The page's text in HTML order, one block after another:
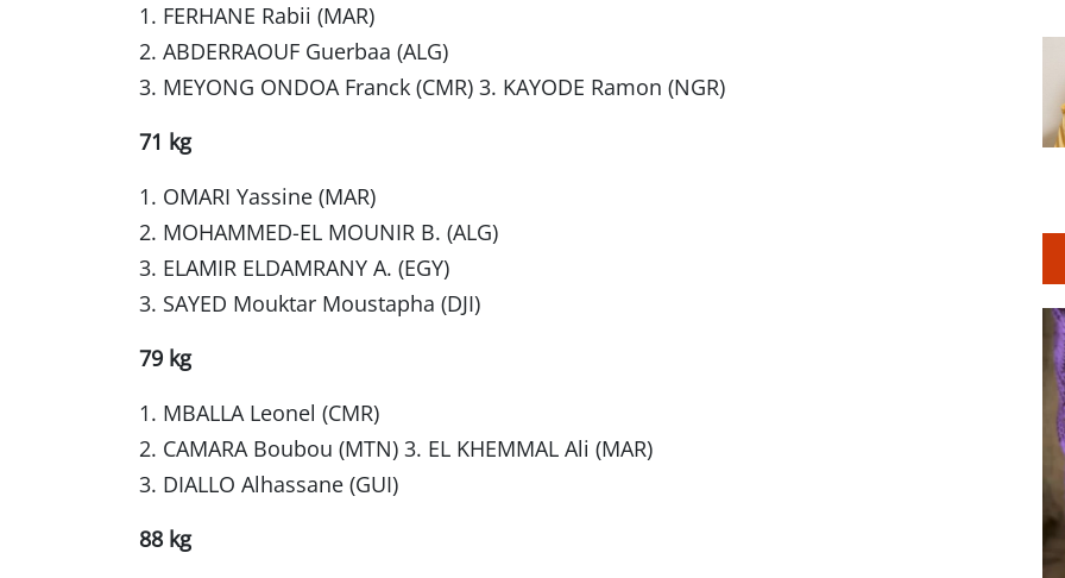
1. FERHANE Rabii (MAR)
2. ABDERRAOUF Guerbaa (ALG)
3. MEYONG ONDOA Franck (CMR) 3. KAYODE Ramon (NGR)
71 kg
1. OMARI Yassine (MAR)
2. MOHAMMED-EL MOUNIR B. (ALG)
3. ELAMIR ELDAMRANY A. (EGY)
3. SAYED Mouktar Moustapha (DJI)
79 kg
1. MBALLA Leonel (CMR)
2. CAMARA Boubou (MTN) 3. EL KHEMMAL Ali (MAR)
3. DIALLO Alhassane (GUI)
88 kg